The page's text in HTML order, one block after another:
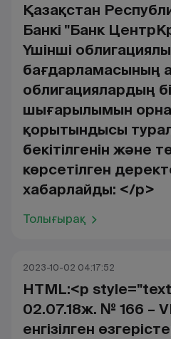
Қазақстан
Банкі "Банк
Үшінші
бағдарламасының
облигациялардың
шығарылымын
қорытындысы
бекітілгенін және
көрсетілген
хабарлайды: </p>
Толығырақ
2023-10-02 04:17:52
HTML:<p
02.07.18ж. № 166 –
енгізілген